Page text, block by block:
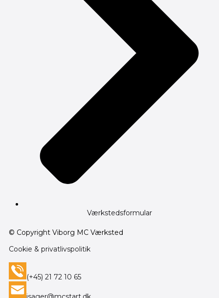
Værkstedsformular
© Copyright Viborg MC Værksted
Cookie & privatlivspolitik
(+45) 21 72 10 65